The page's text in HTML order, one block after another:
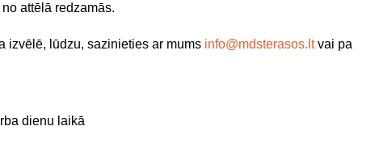
attēlā redzamās.
izvēlē, lūdzu, sazinieties ar mums info@mdsterasos.ltvai pa
dienu laikā